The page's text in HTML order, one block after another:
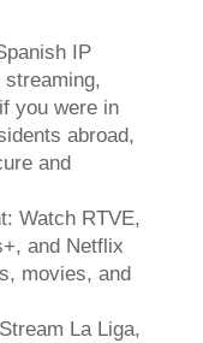
IP
you were in
abroad,
and
Watch RTVE,
and Netflix
movies, and
La Liga,